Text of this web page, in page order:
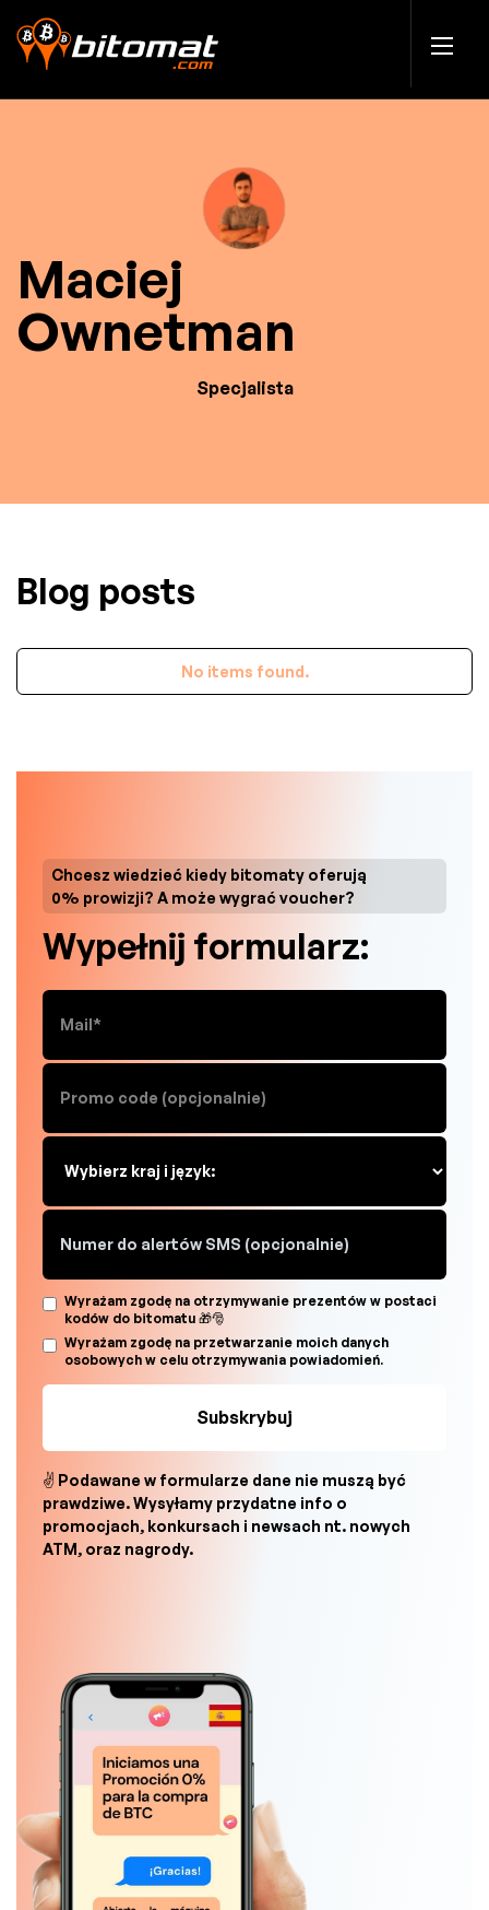
Maciej
Ownetman
Specjalista
Blog posts
No items found.
Chcesz wiedzieć kiedy bitomaty oferują
0% prowizji? A może wygrać voucher?
Wypełnij formularz:
Wyrażam zgodę na otrzymywanie prezentów w postaci
kodów do bitomatu 🎁🎅
Wyrażam zgodę na przetwarzanie moich danych
osobowych w celu otrzymywania powiadomień.
✌ Podawane w formularze dane nie muszą być
prawdziwe. Wysyłamy przydatne info o
promocjach, konkursach i newsach nt. nowych
ATM, oraz nagrody.